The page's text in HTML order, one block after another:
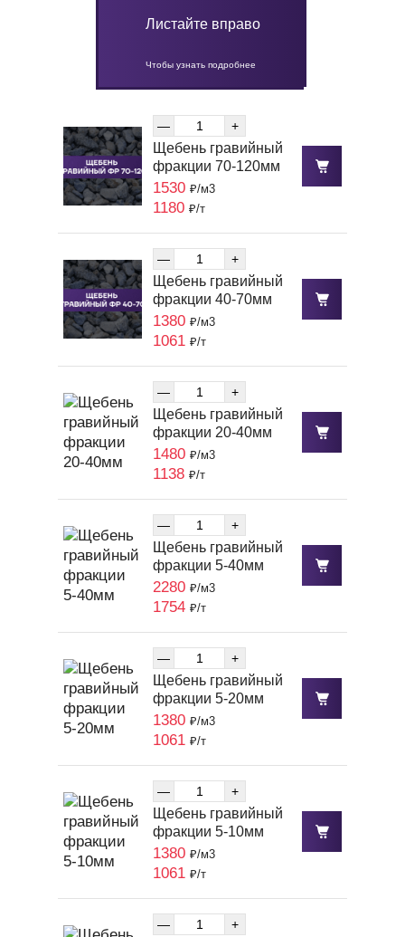
Листайте вправо
Чтобы узнать подробнее
— +
Щебень гравийный
фракции 70-120мм
1530 ₽/м3
1180 ₽/т
— +
Щебень гравийный
фракции 40-70мм
1380 ₽/м3
1061 ₽/т
— +
Щебень гравийный
фракции 20-40мм
1480 ₽/м3
1138 ₽/т
— +
Щебень гравийный
фракции 5-40мм
2280 ₽/м3
1754 ₽/т
— +
Щебень гравийный
фракции 5-20мм
1380 ₽/м3
1061 ₽/т
— +
Щебень гравийный
фракции 5-10мм
1380 ₽/м3
1061 ₽/т
— +